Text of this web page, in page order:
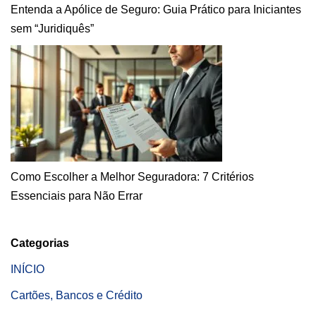
Entenda a Apólice de Seguro: Guia Prático para Iniciantes
sem “Juridiquês”
Como Escolher a Melhor Seguradora: 7 Critérios
Essenciais para Não Errar
Categorias
INÍCIO
Cartões, Bancos e Crédito